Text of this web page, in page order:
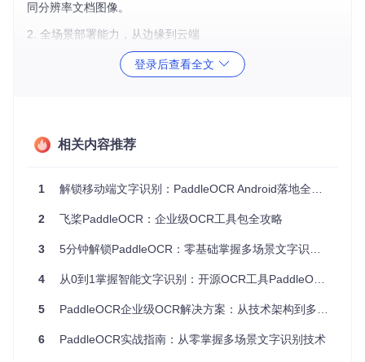
同分辨率文档图像。
2. 全场景部署能力，从边缘到云端
提供Python/C++推理接口、Serving服务化部署及移动端SD
K，支持Linux/Windows/macOS全平台。通过Paddle2ONNX
集成PP-StructureV3文档结构化引擎，支持表格识别（Excel
列模型实现关键信息抽取，将OCR从简单文字识别升级为智能
图1：PaddleOCR技术架构与应用场景全景图，展示模型体
系、部署方式及行业解决方案
💡 专家提示：项目持续迭代优化，建议关注release分支获取
lang="fr"启用法语识别，无需额外训练。
二、环境准备实战：系统配置与兼容性检测
登录后查看全文
相关内容推荐
1 解锁移动端文字识别：PaddleOCR Android落地全攻略
2 飞桨PaddleOCR：企业级OCR工具包全攻略
3 5分钟解锁PaddleOCR：零基础掌握多场景文字识别的实战指南
4 从0到1掌握智能文字识别：开源OCR工具PaddleOCR实战指南
5 PaddleOCR企业级OCR解决方案：从技术架构到多场景落地实践
6 PaddleOCR实战指南：从零掌握多场景文字识别技术